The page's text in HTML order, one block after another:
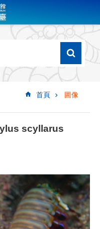
首頁 圖像
scyllarus